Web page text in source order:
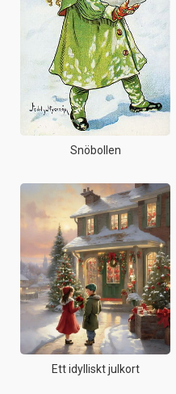
Snöbollen
Ett idylliskt julkort